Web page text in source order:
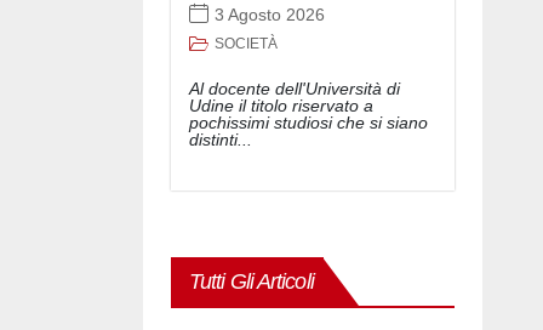
3 Agosto 2026
SOCIETÀ
Al docente dell'Università di
Udine il titolo riservato a
pochissimi studiosi che si siano
distinti...
Tutti Gli Articoli